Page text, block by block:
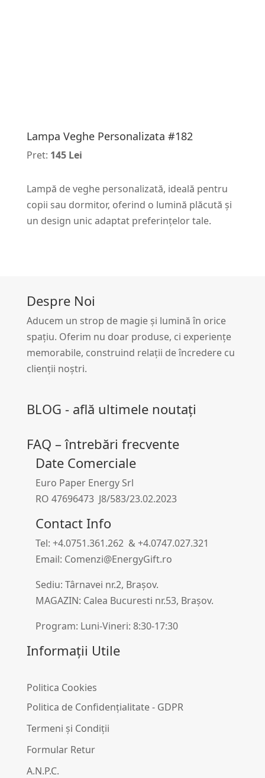
Lampa Veghe Personalizata #182
Pret: 145 Lei
Lampă de veghe personalizată, ideală pentru
copii sau dormitor, oferind o lumină plăcută și
un design unic adaptat preferințelor tale.
Despre Noi
Aducem un strop de magie și lumină în orice
spațiu. Oferim nu doar produse, ci experiențe
memorabile, construind relații de încredere cu
clienții noștri.
BLOG - află ultimele noutați
FAQ – întrebări frecvente
Date Comerciale
Euro Paper Energy Srl
RO 47696473 J8/583/23.02.2023
Contact Info
Tel: +4.0751.361.262 & +4.0747.027.321
Email: Comenzi@EnergyGift.ro
Sediu: Târnavei nr.2, Brașov.
MAGAZIN: Calea Bucuresti nr.53, Brașov.
Program: Luni-Vineri: 8:30-17:30
Informații Utile
Politica Cookies
Politica de Confidențialitate - GDPR
Termeni și Condiții
Formular Retur
A.N.P.C.